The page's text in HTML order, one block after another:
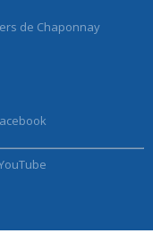
de Chaponnay